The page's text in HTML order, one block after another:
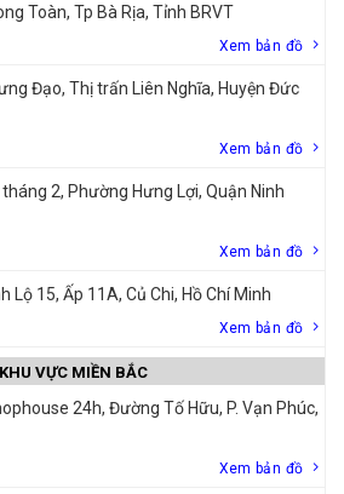
Toàn, Tp Bà Rịa, Tỉnh BRVT
Xem bản đồ
Đạo, Thị trấn Liên Nghĩa, Huyện Đức
Xem bản đồ
2, Phường Hưng Lợi, Quận Ninh
Xem bản đồ
Lộ 15, Ấp 11A, Củ Chi, Hồ Chí Minh
Xem bản đồ
KHU VỰC MIỀN BẮC
24h, Đường Tố Hữu, P. Vạn Phúc,
Xem bản đồ